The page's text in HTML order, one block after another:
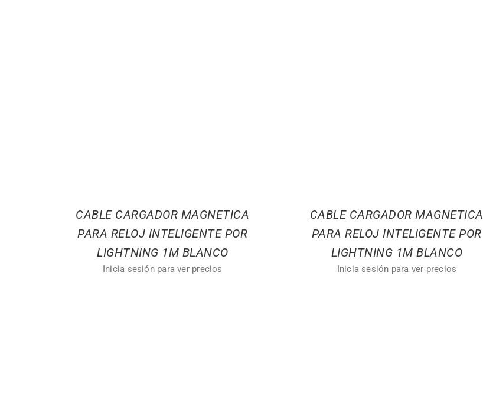
CABLE CARGADOR MAGNETICA
PARA RELOJ INTELIGENTE POR
LIGHTNING 1M BLANCO
Inicia sesión para ver precios
CABLE CARGADOR MAGNETICA
PARA RELOJ INTELIGENTE POR
LIGHTNING 1M BLANCO
Inicia sesión para ver precios